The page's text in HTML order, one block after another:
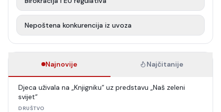
Nepoštena konkurencija iz uvoza
Najnovije Najčitanije
Djeca uživala na „Knjigniku“ uz predstavu „Naš zeleni
svijet“
DRUŠTVO